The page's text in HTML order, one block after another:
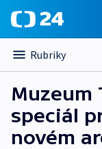
Rubriky
Muzeum
speciál
novém